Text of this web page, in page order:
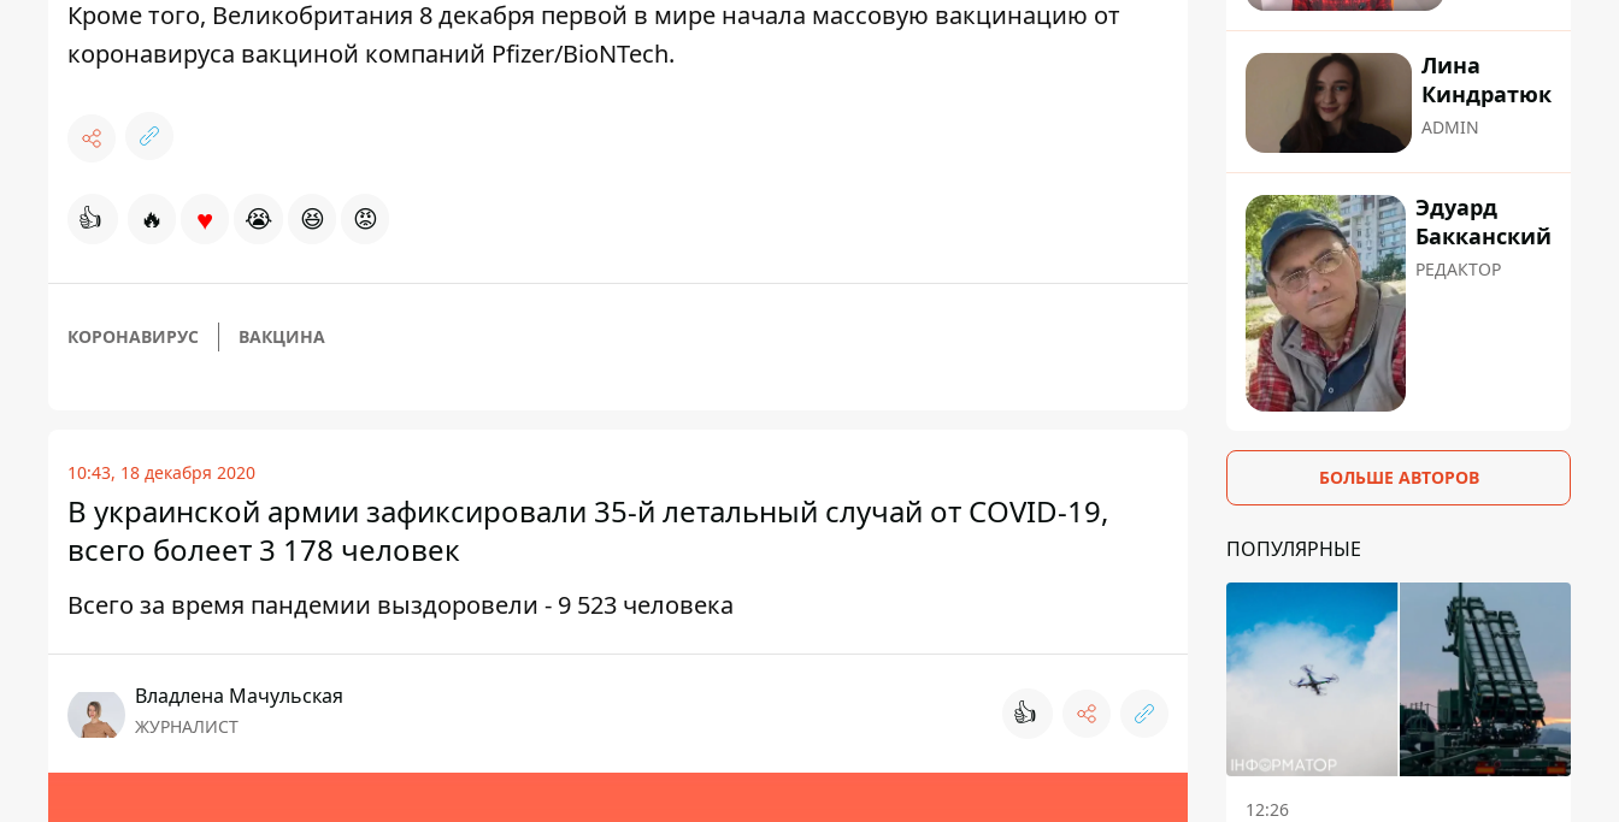
Кроме того, Великобритания 8 декабря первой в мире начала массовую вакцинацию от
коронавируса вакциной компаний Pfizer/BioNTech.
👍 🔥 ♥ 😭 😆 😡
КОРОНАВИРУС ВАКЦИНА
10:43, 18 декабря 2020
В украинской армии зафиксировали 35-й летальный случай от COVID-19,
всего болеет 3 178 человек
Всего за время пандемии выздоровели - 9 523 человека
Владлена Мачульская
ЖУРНАЛИСТ 👍
Лина
Киндратюк
ADMIN
Эдуард
Бакканский
РЕДАКТОР
БОЛЬШЕ АВТОРОВ
ПОПУЛЯРНЫЕ
12:26